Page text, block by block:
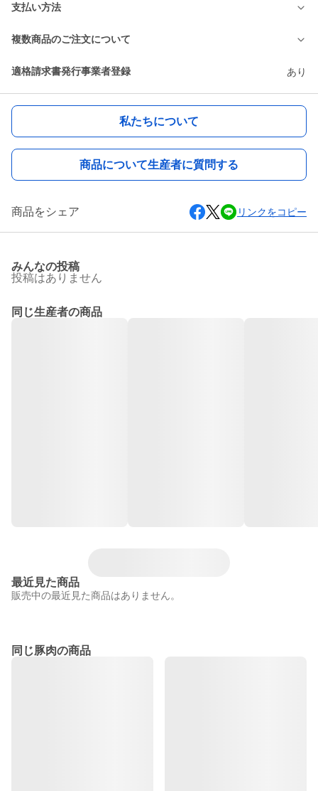
支払い方法
複数商品のご注文について
適格請求書発行事業者登録 あり
私たちについて
商品について生産者に質問する
商品をシェア リンクをコピー
みんなの投稿
投稿はありません
同じ生産者の商品
最近見た商品
販売中の最近見た商品はありません。
同じ豚肉の商品